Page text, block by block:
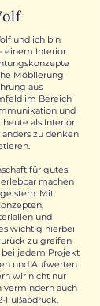
und ich bin
einem Interior
Möblierung
aus
im Bereich
und
als Interior
zu denken
für gutes
machen
Mit
und
wichtig hierbei
zu greifen
bei jedem Projekt
und Aufwerten
wir nicht nur
vermindern auch
Fußabdruck.